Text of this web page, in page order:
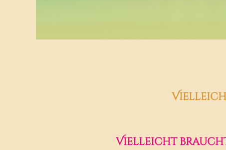
Vielleicht braucht